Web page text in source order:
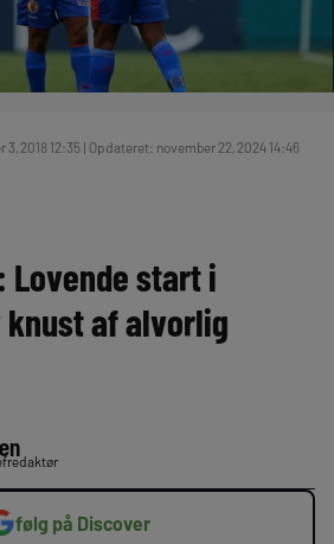
2018 12:35 | Opdateret: november 22, 2024 14:46
Lovende start i
knust af alvorlig
følg på Discover